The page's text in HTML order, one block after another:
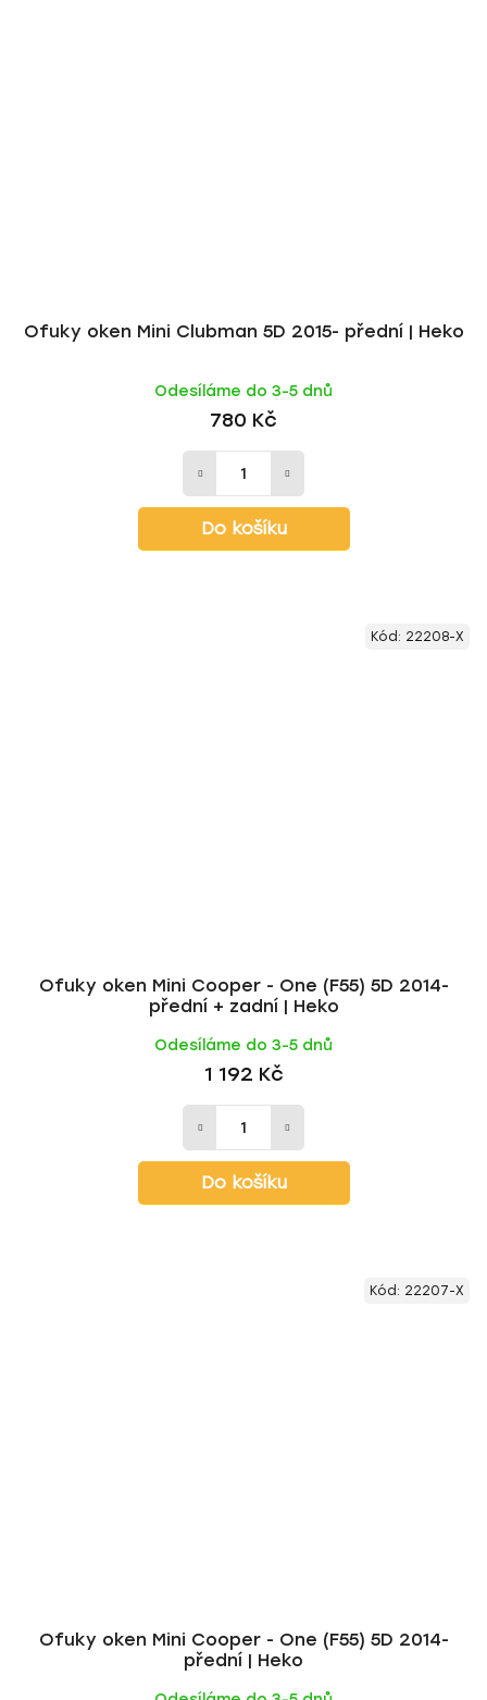
Ofuky oken Mini Clubman 5D 2015- přední | Heko
Odesíláme do 3-5 dnů
780 Kč
Do košíku
Ofuky oken Mini Cooper - One (F55) 5D 2014-
přední + zadní | Heko
Odesíláme do 3-5 dnů
1 192 Kč
Do košíku
Kód: 22208-X
Ofuky oken Mini Cooper - One (F55) 5D 2014-
přední | Heko
Kód: 22207-X